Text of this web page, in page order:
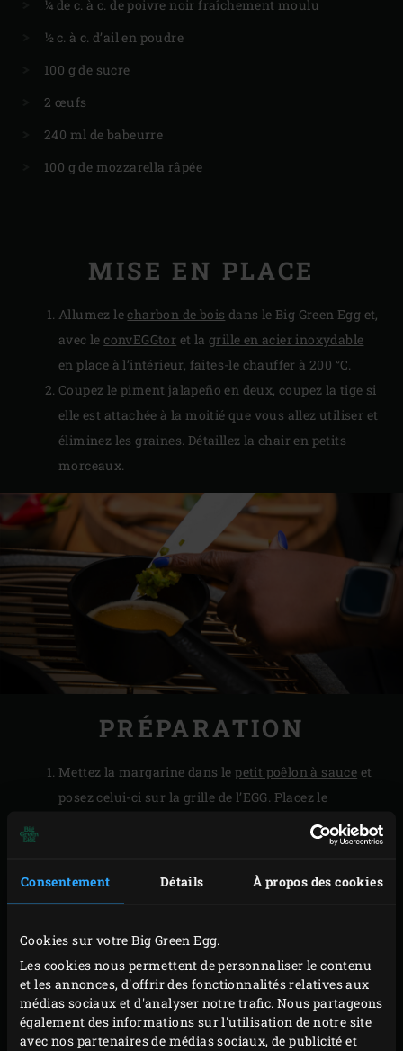
Consentement Détails À propos des cookies
Cookies sur votre Big Green Egg.
Les cookies nous permettent de personnaliser le contenu
et les annonces, d'offrir des fonctionnalités relatives aux
médias sociaux et d'analyser notre trafic. Nous partageons
également des informations sur l'utilisation de notre site
avec nos partenaires de médias sociaux, de publicité et
¼ de c. à c. de poivre noir fraîchement moulu
½ c. à c. d’ail en poudre
100 g de sucre
2 œufs
240 ml de babeurre
100 g de mozzarella râpée
MISE EN PLACE
Allumez lecharbon de bois dans le Big Green Egg et,
avec leconvEGGtor et lagrille en acier inoxydable
en place à l’intérieur, faites-le chauffer à 200 °C.
Coupez le piment jalapeño en deux, coupez la tige si
elle est attachée à la moitié que vous allez utiliser et
éliminez les graines. Détaillez la chair en petits
morceaux.
PRÉPARATION
Mettez la margarine dans lepetit poêlon à sauce et
posez celui-ci sur la grille de l’EGG. Placez le
rond à côté pour qu’il
couvercle de l’EGG et attendez que la margarine
de blé, la levure chimique, le sel, le poivre noir, l’ail
en poudre, le sucre, les œufs et le babeurre et
mélangez soigneusement le tout à l’aide d’un fouet.
Ajoutez le piment jalapeño au beurre fondu et